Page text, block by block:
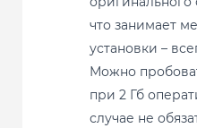
что занимает
установки –
Можно
при 2 Гб
случае не